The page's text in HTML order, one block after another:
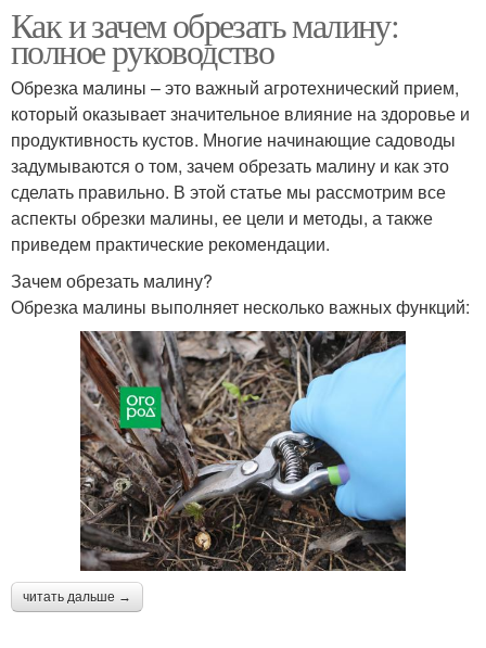
Как и зачем обрезать малину:
полное руководство
Обрезка малины – это важный агротехнический прием,
который оказывает значительное влияние на здоровье и
продуктивность кустов. Многие начинающие садоводы
задумываются о том, зачем обрезать малину и как это
сделать правильно. В этой статье мы рассмотрим все
аспекты обрезки малины, ее цели и методы, а также
приведем практические рекомендации.
Зачем обрезать малину?
Обрезка малины выполняет несколько важных функций:
читать дальше →